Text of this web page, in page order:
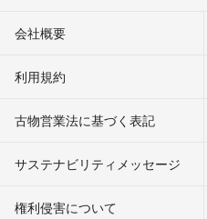
会社概要
利用規約
古物営業法に基づく表記
サステナビリティメッセージ
権利侵害について